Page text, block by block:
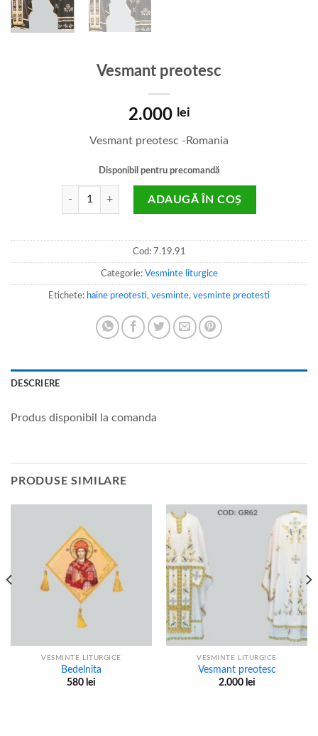
Vesmant preotesc
2.000 lei
Vesmant preotesc -Romania
Disponibil pentru precomandă
Cantitate Vesmant preotesc
ADAUGĂ ÎN COȘ
Cod: 7.19.91
Categorie: Vesminte liturgice
Etichete: haine preotesti, vesminte, vesminte preotesti
DESCRIERE
Produs disponibil la comanda
PRODUSE SIMILARE
VESMINTE LITURGICE
Bedelnita
580 lei
VESMINTE LITURGICE
Vesmant preotesc
2.000 lei